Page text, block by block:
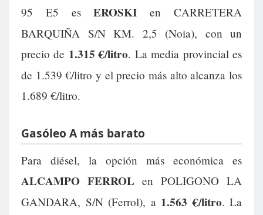
95 E5 esEROSKI en CARRETERA
BARQUIÑA S/N KM. 2,5 (Noia), con un
precio de 1.315 €/litro. La media provincial es
de 1.539 €/litro y el precio más alto alcanza los
1.689 €/litro.
Gasóleo A más barato
Para diésel, la opción más económica es
ALCAMPO FERROL en POLIGONO LA
GANDARA, S/N (Ferrol), a 1.563 €/litro. La